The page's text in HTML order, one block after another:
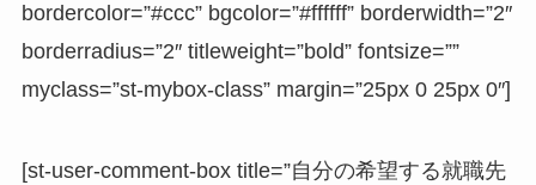
bordercolor=”#ccc” bgcolor=”#ffffff” borderwidth=”2″
borderradius=”2″ titleweight=”bold” fontsize=””
myclass=”st-mybox-class” margin=”25px 0 25px 0″]
[st-user-comment-box title=”自分の希望する就職先